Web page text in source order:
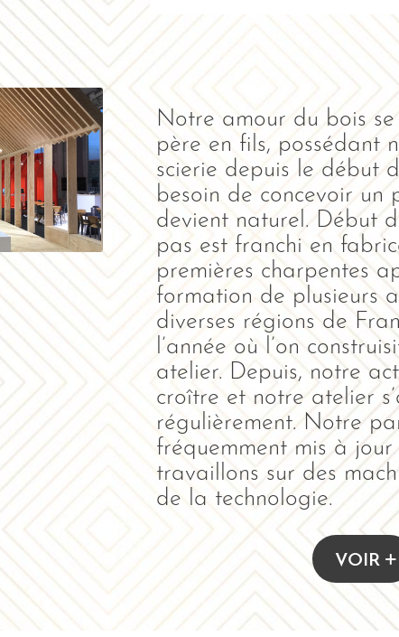
Notre amour du bois
père en fils, possédant
scierie depuis le début
besoin de concevoir un
devient naturel. Début
pas est franchi en
premières charpentes
formation de plusieurs
diverses régions de
l’année où l’on
atelier. Depuis, notre
croître et notre atelier
régulièrement. Notre
fréquemment mis à jour
travaillons sur des
de la technologie.
VOIR